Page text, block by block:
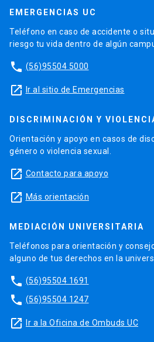
EMERGENCIAS UC
Teléfono en caso de accidente o
riesgo tu vida dentro de algún
phone (56)95504 5000
launch Ir al sitio de Emergencias
DISCRIMINACIÓN Y
Orientación y apoyo en casos de
género o violencia sexual.
launch Contacto para apoyo
launch Más orientación
MEDIACIÓN UNIVERSITARIA
Teléfonos para orientación y
alguno de tus derechos en la
phone (56)95504 1691
phone (56)95504 1247
launch Ir a la Oficina de Ombuds UC